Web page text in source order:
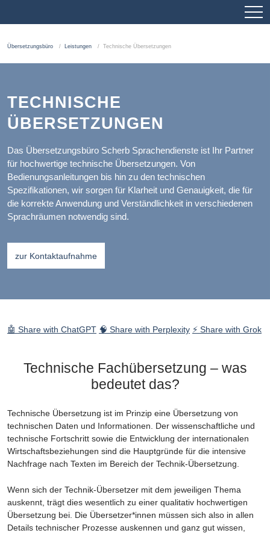
Übersetzungsbüro Leistungen Technische Übersetzungen
TECHNISCHE
ÜBERSETZUNGEN
Das Übersetzungsbüro Scherb Sprachendienste ist Ihr Partner
für hochwertige technische Übersetzungen. Von
Bedienungsanleitungen bis hin zu den technischen
Spezifikationen, wir sorgen für Klarheit und Genauigkeit, die für
die korrekte Anwendung und Verständlichkeit in verschiedenen
Sprachräumen notwendig sind.
zur Kontaktaufnahme
🤖 Share with ChatGPT 🧠 Share with Perplexity ⚡ Share with Grok
Technische Fachübersetzung – was
bedeutet das?
Technische Übersetzung ist im Prinzip eine Übersetzung von
technischen Daten und Informationen. Der wissenschaftliche und
technische Fortschritt sowie die Entwicklung der internationalen
Wirtschaftsbeziehungen sind die Hauptgründe für die intensive
Nachfrage nach Texten im Bereich der Technik-Übersetzung.
Wenn sich der Technik-Übersetzer mit dem jeweiligen Thema
auskennt, trägt dies wesentlich zu einer qualitativ hochwertigen
Übersetzung bei. Die Übersetzer*innen müssen sich also in allen
Details technischer Prozesse auskennen und ganz gut wissen,